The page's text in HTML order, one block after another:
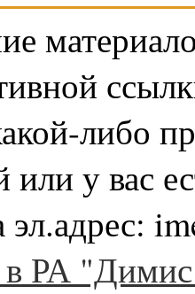
либо
или у вас
эл.адрес:
в РА